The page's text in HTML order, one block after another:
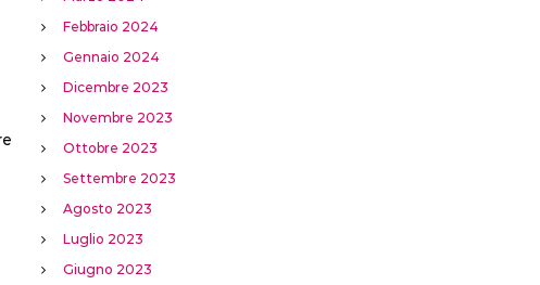
Febbraio 2024
Gennaio 2024
Dicembre 2023
Novembre 2023
Ottobre 2023
Settembre 2023
Agosto 2023
Luglio 2023
Giugno 2023